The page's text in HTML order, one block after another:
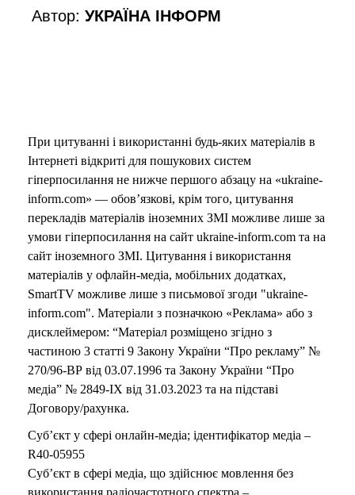
Автор:УКРАЇНА ІНФОРМ
При цитуванні і використанні будь-яких матеріалів в
Інтернеті відкриті для пошукових систем
гіперпосилання не нижче першого абзацу на «ukraine-
inform.com» — обов’язкові, крім того, цитування
перекладів матеріалів іноземних ЗМІ можливе лише за
умови гіперпосилання на сайт ukraine-inform.com та на
сайт іноземного ЗМІ. Цитування і використання
матеріалів у офлайн-медіа, мобільних додатках,
SmartTV можливе лише з письмової згоди "ukraine-
inform.com". Матеріали з позначкою «Реклама» або з
дисклеймером: “Матеріал розміщено згідно з
частиною 3 статті 9 Закону України “Про рекламу” №
270/96-ВР від 03.07.1996 та Закону України “Про
медіа” № 2849-IX від 31.03.2023 та на підставі
Договору/рахунка.
Суб’єкт у сфері онлайн-медіа; ідентифікатор медіа –
R40-05955
Суб’єкт в сфері медіа, що здійснює мовлення без
використання радіочастотного спектра –